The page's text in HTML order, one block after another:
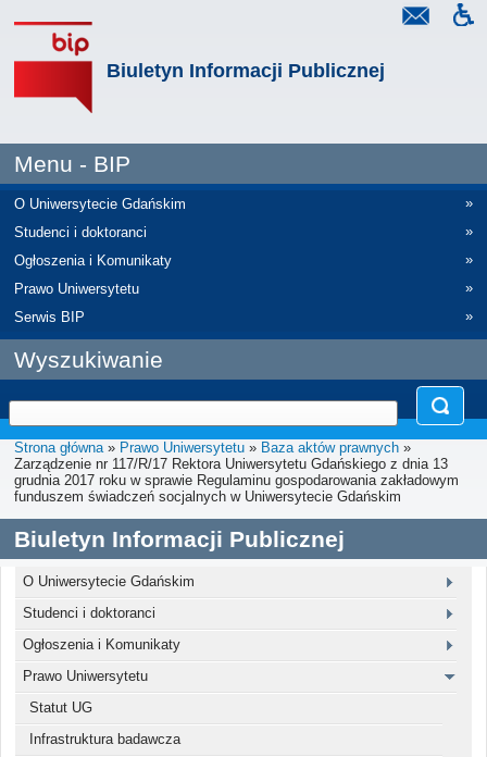
Biuletyn Informacji Publicznej
Menu - BIP
O Uniwersytecie Gdańskim
»
Studenci i doktoranci
»
Ogłoszenia i Komunikaty
»
Prawo Uniwersytetu
»
Serwis BIP
»
Wyszukiwanie
Strona główna» Prawo Uniwersytetu » Baza aktów prawnych »
Zarządzenie nr 117/R/17 Rektora Uniwersytetu Gdańskiego z dnia 13
grudnia 2017 roku w sprawie Regulaminu gospodarowania zakładowym
funduszem świadczeń socjalnych w Uniwersytecie Gdańskim
Biuletyn Informacji Publicznej
O Uniwersytecie Gdańskim
Studenci i doktoranci
Ogłoszenia i Komunikaty
Prawo Uniwersytetu
Statut UG
Infrastruktura badawcza